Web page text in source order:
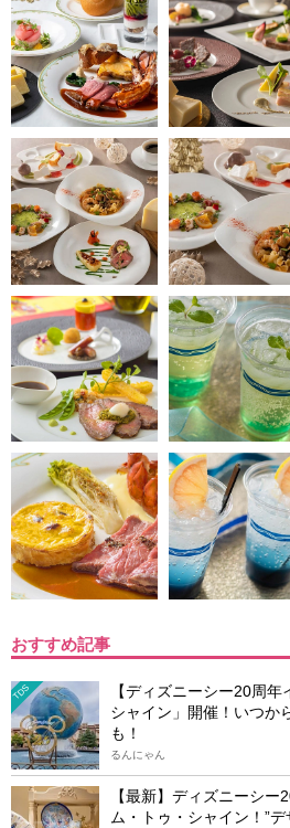
おすすめ記事
TDS
【ディズニーシー20周
シャイン」開催！いつか
も！
るんにゃん
【最新】ディズニーシー
ム・トゥ・シャイン！”デ